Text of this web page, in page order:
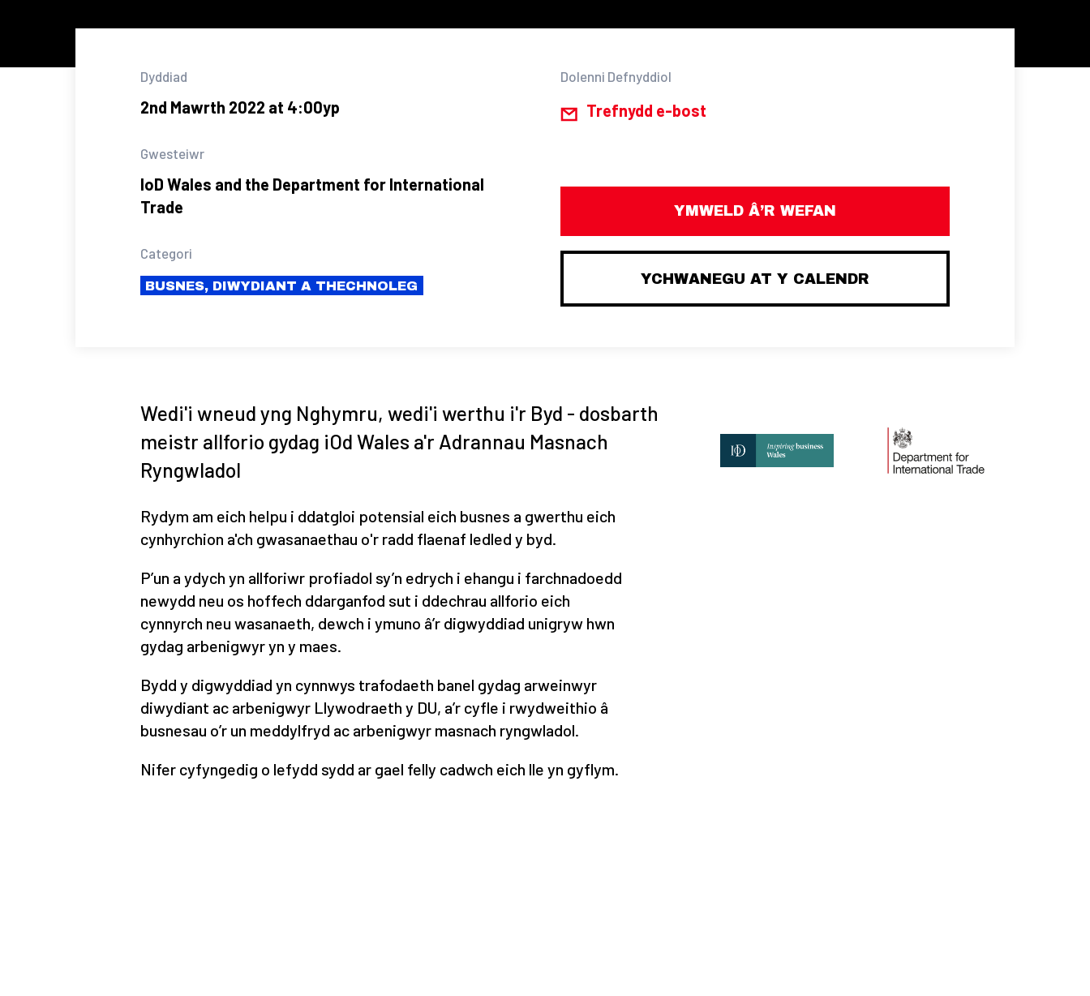
Dyddiad
2nd Mawrth 2022 at 4:00yp
Gwesteiwr
IoD Wales and the Department for International
Trade
Categori
BUSNES, DIWYDIANT A THECHNOLEG
Dolenni Defnyddiol
Trefnydd e-bost
YMWELD Â’R WEFAN
YCHWANEGU AT Y CALENDR
Wedi'i wneud yng Nghymru, wedi'i werthu i'r Byd - dosbarth
meistr allforio gydag iOd Wales a'r Adrannau Masnach
Ryngwladol
Rydym am eich helpu i ddatgloi potensial eich busnes a gwerthu eich
cynhyrchion a'ch gwasanaethau o'r radd flaenaf ledled y byd.
P’un a ydych yn allforiwr profiadol sy’n edrych i ehangu i farchnadoedd
newydd neu os hoffech ddarganfod sut i ddechrau allforio eich
cynnyrch neu wasanaeth, dewch i ymuno â’r digwyddiad unigryw hwn
gydag arbenigwyr yn y maes.
Bydd y digwyddiad yn cynnwys trafodaeth banel gydag arweinwyr
diwydiant ac arbenigwyr Llywodraeth y DU, a’r cyfle i rwydweithio â
busnesau o’r un meddylfryd ac arbenigwyr masnach ryngwladol.
Nifer cyfyngedig o lefydd sydd ar gael felly cadwch eich lle yn gyflym.